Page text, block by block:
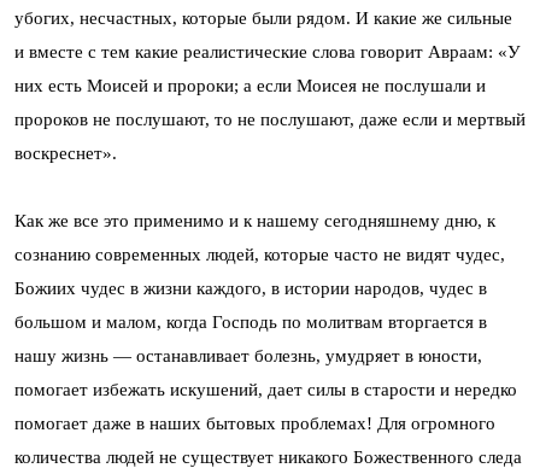
убогих, несчастных, которые были рядом. И какие же сильные
и вместе с тем какие реалистические слова говорит Авраам: «У
них есть Моисей и пророки; а если Моисея не послушали и
пророков не послушают, то не послушают, даже если и мертвый
воскреснет».
Как же все это применимо и к нашему сегодняшнему дню, к
сознанию современных людей, которые часто не видят чудес,
Божиих чудес в жизни каждого, в истории народов, чудес в
большом и малом, когда Господь по молитвам вторгается в
нашу жизнь — останавливает болезнь, умудряет в юности,
помогает избежать искушений, дает силы в старости и нередко
помогает даже в наших бытовых проблемах! Для огромного
количества людей не существует никакого Божественного следа